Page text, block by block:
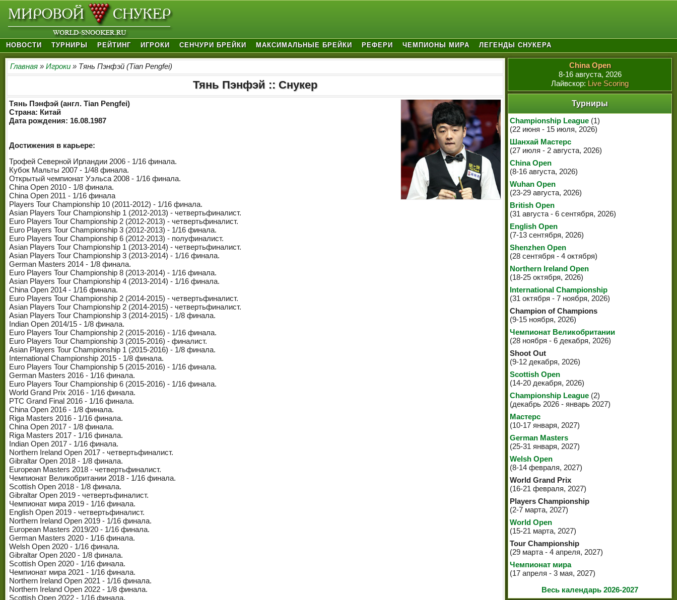
НОВОСТИ ТУРНИРЫ РЕЙТИНГ ИГРОКИ СЕНЧУРИ БРЕЙКИ МАКСИМАЛЬНЫЕ БРЕЙКИ РЕФЕРИ ЧЕМПИОНЫ МИРА ЛЕГЕНДЫ СНУКЕРА
Главная » Игроки » Тянь Пэнфэй (Tian Pengfei)
Тянь Пэнфэй :: Снукер
Тянь Пэнфэй (англ. Tian Pengfei)
Страна: Китай
Дата рождения: 16.08.1987
Достижения в карьере:
Трофей Северной Ирландии 2006 - 1/16 финала.
Кубок Мальты 2007 - 1/48 финала.
Открытый чемпионат Уэльса 2008 - 1/16 финала.
China Open 2010 - 1/8 финала.
China Open 2011 - 1/16 финала
Players Tour Championship 10 (2011-2012) - 1/16 финала.
Asian Players Tour Championship 1 (2012-2013) - четвертьфиналист.
Euro Players Tour Championship 2 (2012-2013) - четвертьфиналист.
Euro Players Tour Championship 3 (2012-2013) - 1/16 финала.
Euro Players Tour Championship 6 (2012-2013) - полуфиналист.
Asian Players Tour Championship 1 (2013-2014) - четвертьфиналист.
Asian Players Tour Championship 3 (2013-2014) - 1/16 финала.
German Masters 2014 - 1/8 финала.
Euro Players Tour Championship 8 (2013-2014) - 1/16 финала.
Asian Players Tour Championship 4 (2013-2014) - 1/16 финала.
China Open 2014 - 1/16 финала.
Euro Players Tour Championship 2 (2014-2015) - четвертьфиналист.
Asian Players Tour Championship 2 (2014-2015) - четвертьфиналист.
Asian Players Tour Championship 3 (2014-2015) - 1/8 финала.
Indian Open 2014/15 - 1/8 финала.
Euro Players Tour Championship 2 (2015-2016) - 1/16 финала.
Euro Players Tour Championship 3 (2015-2016) - финалист.
Asian Players Tour Championship 1 (2015-2016) - 1/8 финала.
International Championship 2015 - 1/8 финала.
Euro Players Tour Championship 5 (2015-2016) - 1/16 финала.
German Masters 2016 - 1/16 финала.
Euro Players Tour Championship 6 (2015-2016) - 1/16 финала.
World Grand Prix 2016 - 1/16 финала.
PTC Grand Final 2016 - 1/16 финала.
China Open 2016 - 1/8 финала.
Riga Masters 2016 - 1/16 финала.
China Open 2017 - 1/8 финала.
Riga Masters 2017 - 1/16 финала.
Indian Open 2017 - 1/16 финала.
Northern Ireland Open 2017 - четвертьфиналист.
Gibraltar Open 2018 - 1/8 финала.
European Masters 2018 - четвертьфиналист.
Чемпионат Великобритании 2018 - 1/16 финала.
Scottish Open 2018 - 1/8 финала.
Gibraltar Open 2019 - четвертьфиналист.
Чемпионат мира 2019 - 1/16 финала.
English Open 2019 - четвертьфиналист.
Northern Ireland Open 2019 - 1/16 финала.
European Masters 2019/20 - 1/16 финала.
German Masters 2020 - 1/16 финала.
Welsh Open 2020 - 1/16 финала.
Gibraltar Open 2020 - 1/8 финала.
Scottish Open 2020 - 1/16 финала.
Чемпионат мира 2021 - 1/16 финала.
Northern Ireland Open 2021 - 1/16 финала.
Northern Ireland Open 2022 - 1/8 финала.
Scottish Open 2022 - 1/16 финала.
China Open
8-16 августа, 2026
Лайвскор: Live Scoring
Турниры
Championship League (1)
(22 июня - 15 июля, 2026)
Шанхай Мастерс
(27 июля - 2 августа, 2026)
China Open
(8-16 августа, 2026)
Wuhan Open
(23-29 августа, 2026)
British Open
(31 августа - 6 сентября, 2026)
English Open
(7-13 сентября, 2026)
Shenzhen Open
(28 сентября - 4 октября)
Northern Ireland Open
(18-25 октября, 2026)
International Championship
(31 октября - 7 ноября, 2026)
Champion of Champions
(9-15 ноября, 2026)
Чемпионат Великобритании
(28 ноября - 6 декабря, 2026)
Shoot Out
(9-12 декабря, 2026)
Scottish Open
(14-20 декабря, 2026)
Championship League (2)
(декабрь 2026 - январь 2027)
Мастерс
(10-17 января, 2027)
German Masters
(25-31 января, 2027)
Welsh Open
(8-14 февраля, 2027)
World Grand Prix
(16-21 февраля, 2027)
Players Championship
(2-7 марта, 2027)
World Open
(15-21 марта, 2027)
Tour Championship
(29 марта - 4 апреля, 2027)
Чемпионат мира
(17 апреля - 3 мая, 2027)
Весь календарь 2026-2027